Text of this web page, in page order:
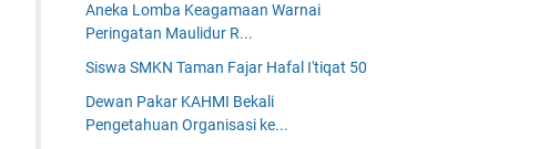
Aneka Lomba Keagamaan Warnai
Peringatan Maulidur R...
Siswa SMKN Taman Fajar Hafal I'tiqat 50
Dewan Pakar KAHMI Bekali
Pengetahuan Organisasi ke...